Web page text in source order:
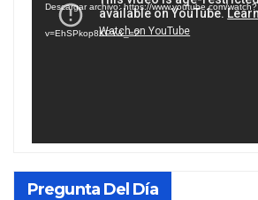
vídeo
Descargar archivo: https://www.youtube.com/watch?
v=EhSPkop8KPY&_=2
Pregunta Del Día